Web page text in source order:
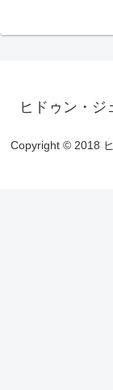
ヒドゥン・ジ
Copyright © 2018